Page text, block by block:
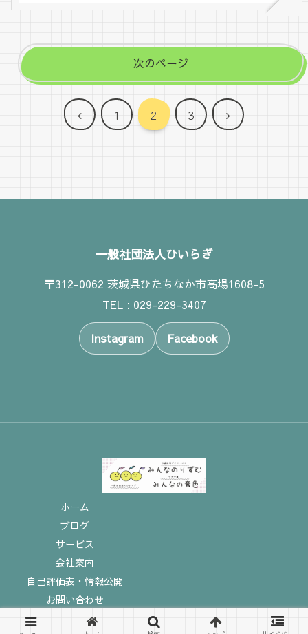
次のページ
前
1 2 3
次
一般社団法人ひいらぎ
〒312-0062 茨城県ひたちなか市高場1608-5
TEL : 029-229-3407
Instagram Facebook
ホーム
ブログ
サービス
会社案内
自己評価表・情報公開
お問い合わせ
© 2023 一般社団法人ひいらぎ.